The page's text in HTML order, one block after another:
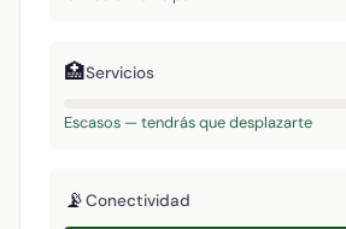
🏥Servicios
Escasos — tendrás que desplazarte
📡Conectividad